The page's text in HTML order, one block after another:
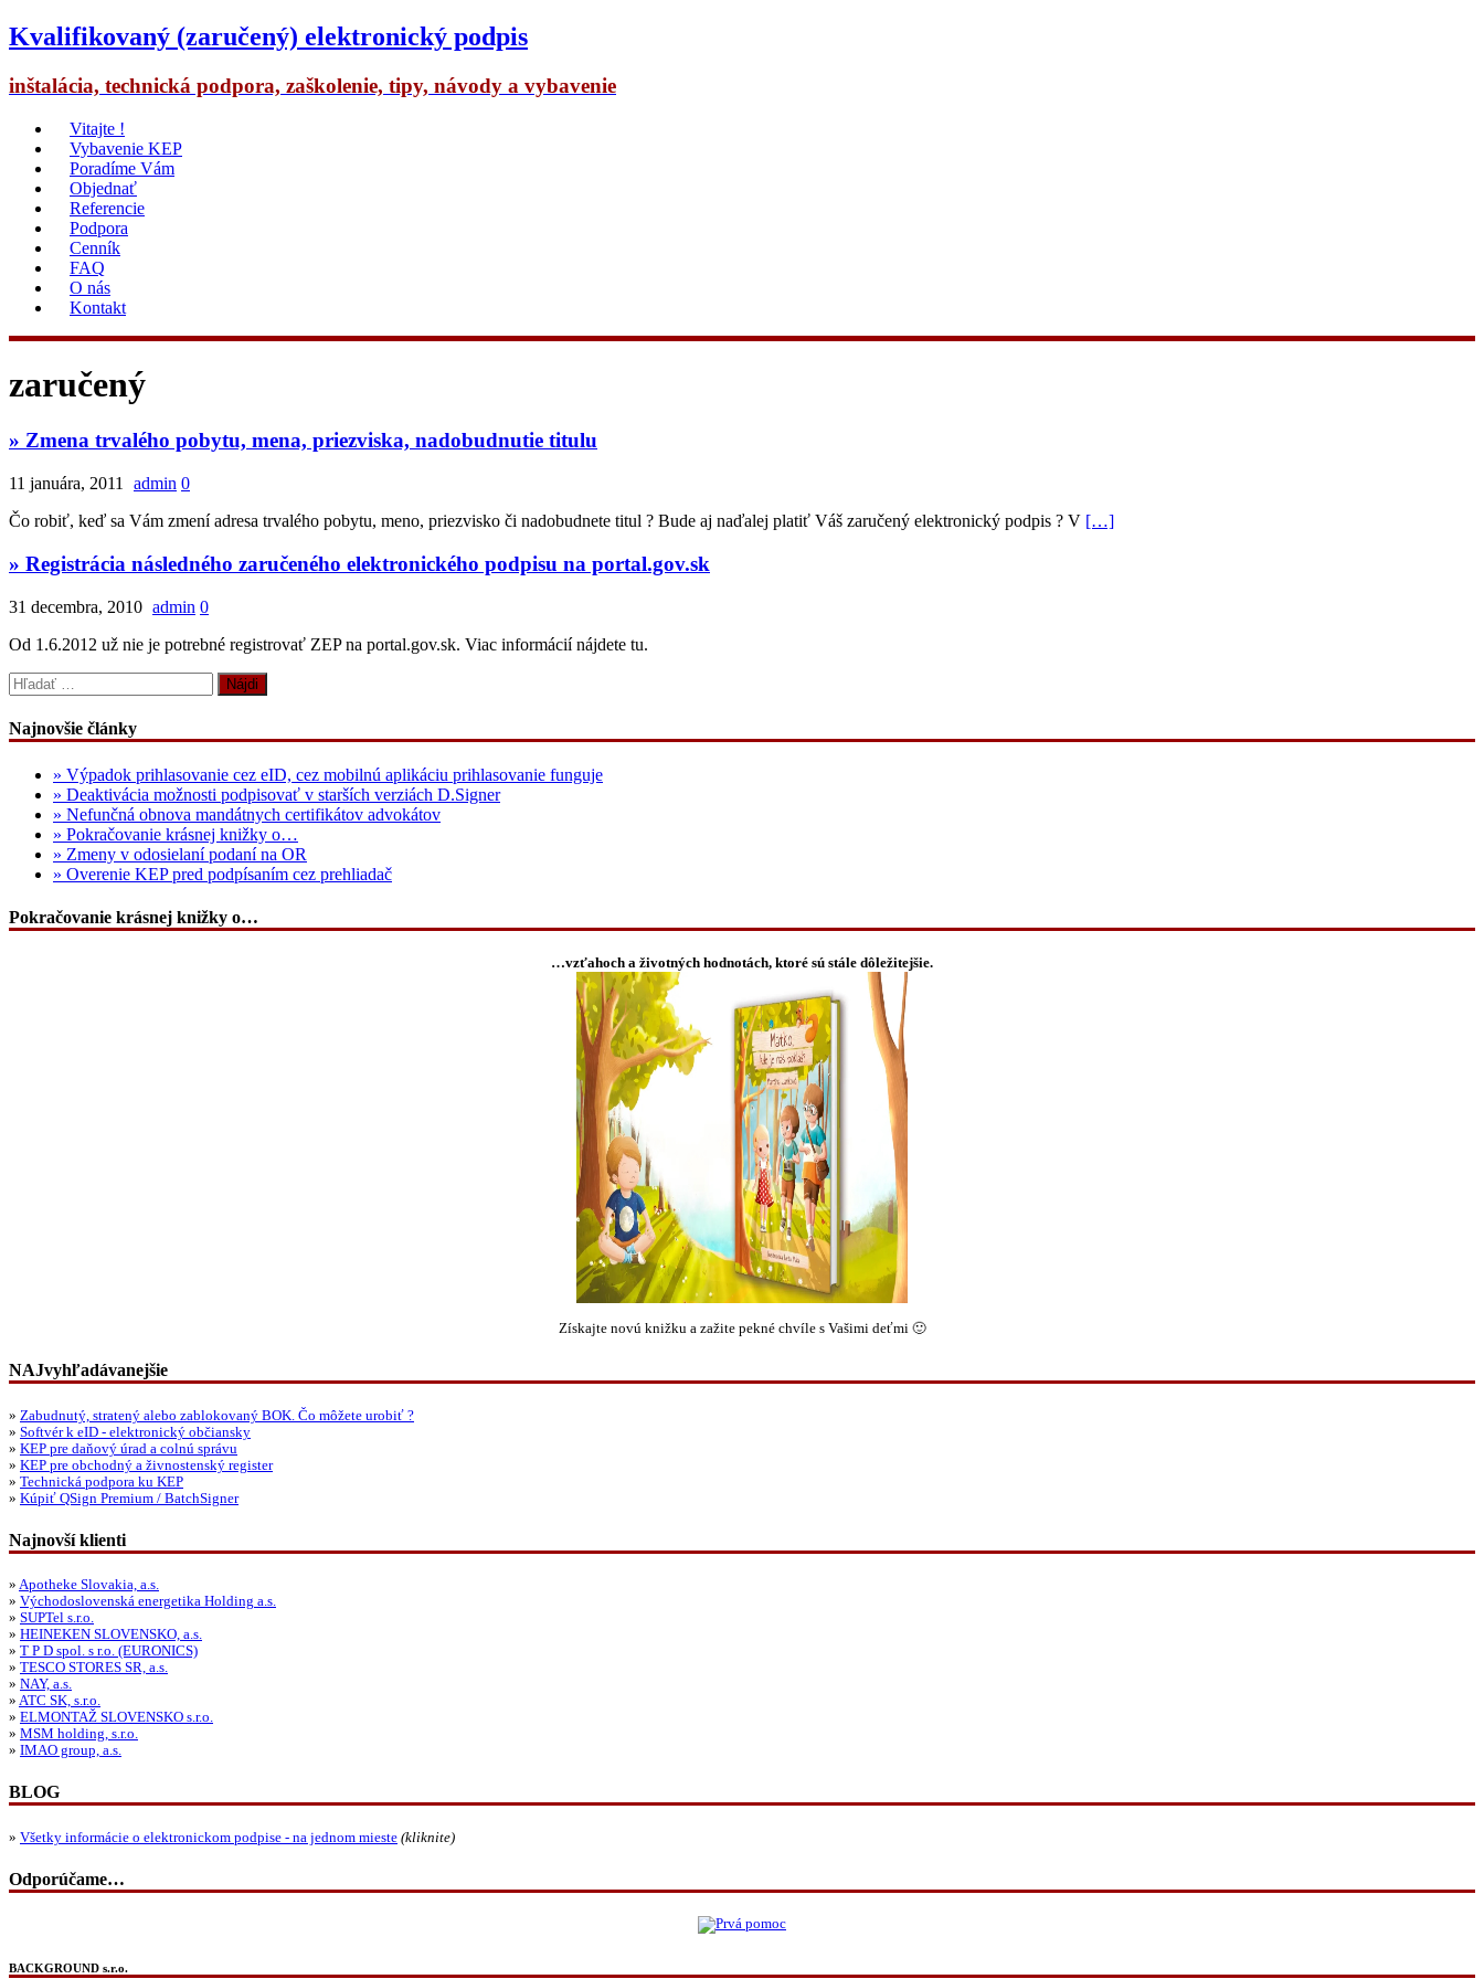
Kvalifikovaný (zaručený) elektronický podpis
inštalácia, technická podpora, zaškolenie, tipy, návody a vybavenie
Vitajte !
Vybavenie KEP
Poradíme Vám
Objednať
Referencie
Podpora
Cenník
FAQ
O nás
Kontakt
zaručený
» Zmena trvalého pobytu, mena, priezviska, nadobudnutie titulu
11 januára, 2011 admin 0
Čo robiť, keď sa Vám zmení adresa trvalého pobytu, meno, priezvisko či nadobudnete titul ? Bude aj naďalej platiť Váš zaručený elektronický podpis ? V […]
» Registrácia následného zaručeného elektronického podpisu na portal.gov.sk
31 decembra, 2010 admin 0
Od 1.6.2012 už nie je potrebné registrovať ZEP na portal.gov.sk. Viac informácií nájdete tu.
Hľadať:
Najnovšie články
» Výpadok prihlasovanie cez eID, cez mobilnú aplikáciu prihlasovanie funguje
» Deaktivácia možnosti podpisovať v starších verziách D.Signer
» Nefunčná obnova mandátnych certifikátov advokátov
» Pokračovanie krásnej knižky o…
» Zmeny v odosielaní podaní na OR
» Overenie KEP pred podpísaním cez prehliadač
Pokračovanie krásnej knižky o…
…vzťahoch a životných hodnotách, ktoré sú stále dôležitejšie.
Získajte novú knižku a zažite pekné chvíle s Vašimi deťmi 🙂
NAJvyhľadávanejšie
» Zabudnutý, stratený alebo zablokovaný BOK. Čo môžete urobiť ?
» Softvér k eID - elektronický občiansky
» KEP pre daňový úrad a colnú správu
» KEP pre obchodný a živnostenský register
» Technická podpora ku KEP
» Kúpiť QSign Premium / BatchSigner
Najnovší klienti
» Apotheke Slovakia, a.s.
» Východoslovenská energetika Holding a.s.
» SUPTel s.r.o.
» HEINEKEN SLOVENSKO, a.s.
» T P D spol. s r.o. (EURONICS)
» TESCO STORES SR, a.s.
» NAY, a.s.
» ATC SK, s.r.o.
» ELMONTAŽ SLOVENSKO s.r.o.
» MSM holding, s.r.o.
» IMAO group, a.s.
BLOG
» Všetky informácie o elektronickom podpise - na jednom mieste (kliknite)
Odporúčame…
BACKGROUND s.r.o.